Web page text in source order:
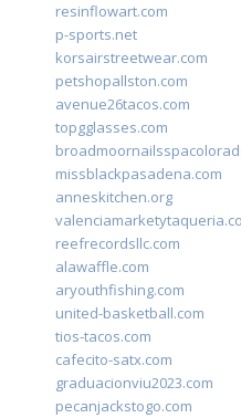
resinflowart.com
p-sports.net
korsairstreetwear.com
petshopallston.com
avenue26tacos.com
topgglasses.com
missblackpasadena.com
anneskitchen.org
reefrecordsllc.com
alawaffle.com
aryouthfishing.com
united-basketball.com
tios-tacos.com
cafecito-satx.com
graduacionviu2023.com
pecanjackstogo.com